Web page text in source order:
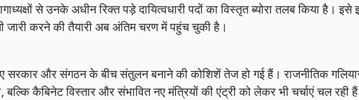
से उनके अधीन रिक्त पड़े दायित्वधारी पदों का विस्तृत ब्योरा तलब किया है। इसे
जारी करने की तैयारी अब अंतिम चरण में पहुंच चुकी है।
सरकार और संगठन के बीच संतुलन बनाने की कोशिशें तेज हो गई हैं। राजनीतिक
बल्कि कैबिनेट विस्तार और संभावित नए मंत्रियों की एंट्री को लेकर भी चर्चाएं चल रही